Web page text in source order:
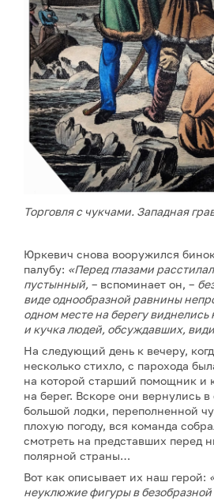
Торговля с чукчами. Западная
Юркевич снова вооружился
палубу: «Перед глазами
пустынный, – вспоминает он, –
виде однообразной равнины
одном месте на берегу виднелись
и кучка людей, обсуждавших,
На следующий день к вечеру,
несколько стихло, с парохода
на которой старший помощник и
на берег. Вскоре они вернулись
большой лодки, переполненной
плохую погоду, вся команда
смотреть на представших перед
полярной страны…
Вот как описывает их наш герой:
неуклюжие фигуры в